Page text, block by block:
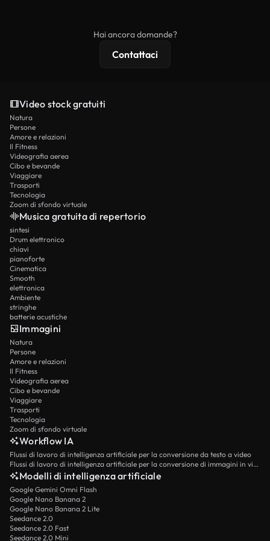
Hai ancora domande?
Contattaci
Video stock gratuiti
Natura
Persone
Amore e relazioni
Il Fitness
Videografia aerea
Cibo e bevande
Viaggiare
Trasporti
Tecnologia
Zoom di sfondo virtuale
Musica gratuita di repertorio
sintesi
Drum elettronico
chiavi
pianoforte
Cinematica
Smooth
elettronica
Ambiente
stringhe
batterie acustiche
Immagini
Natura
Persone
Amore e relazioni
Il Fitness
Videografia aerea
Cibo e bevande
Viaggiare
Trasporti
Tecnologia
Zoom di sfondo virtuale
Workflow IA
Flussi di lavoro di intelligenza artificiale per la conversione da testo a video
Flussi di lavoro di intelligenza artificiale per la conversione di immagini in video
Modelli di intelligenza artificiale
Google Gemini Omni Flash
Google Nano Banana 2
Google Nano Banana 2 Lite
Seedance 2.0
Seedance 2.0 Fast
Seedance 2.0 Mini